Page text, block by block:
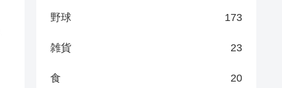
野球 173
雑貨 23
食 20